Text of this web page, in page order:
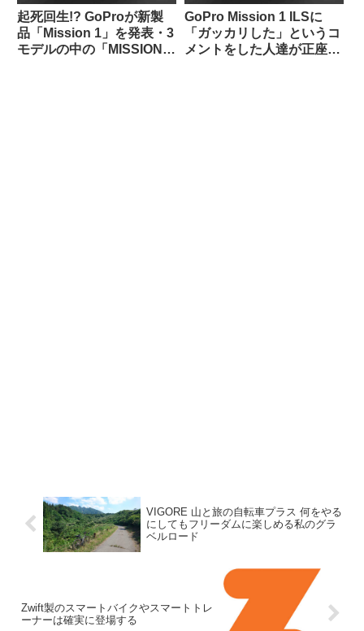
起死回生!? GoProが新製
品「Mission 1」を発表・3
モデルの中の「MISSION 1
GoPro Mission 1 ILSに
「ガッカリした」というコ
メントをした人達が正座さ
VIGORE 山と旅の自転車プラス 何をやる
にしてもフリーダムに楽しめる私のグラ
ベルロード
Zwift製のスマートバイクやスマートトレ
ーナーは確実に登場する